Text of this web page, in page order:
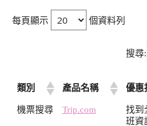
每頁顯示 個資料列
搜尋:
類別 產品名稱 優惠
機票搜尋 Trip.com
找到
班資